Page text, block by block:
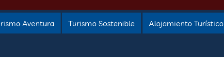
Aventura Turismo Sostenible Alojamiento Turístico